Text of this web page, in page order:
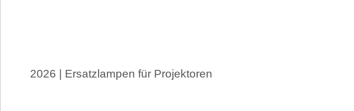
2026 | Ersatzlampen für Projektoren